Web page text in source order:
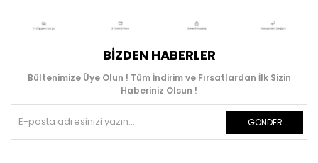
BIZDEN HABERLER
Bültenimize Üye Olun ! Tüm İndirim ve Fırsatlardan İlk Sizin
Haberiniz Olsun !
GÖNDER